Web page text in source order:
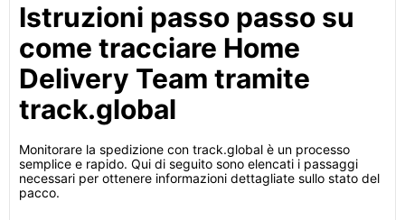
Istruzioni passo passo su
come tracciare Home
Delivery Team tramite
track.global
Monitorare la spedizione con track.global è un processo
semplice e rapido. Qui di seguito sono elencati i passaggi
necessari per ottenere informazioni dettagliate sullo stato del
pacco.